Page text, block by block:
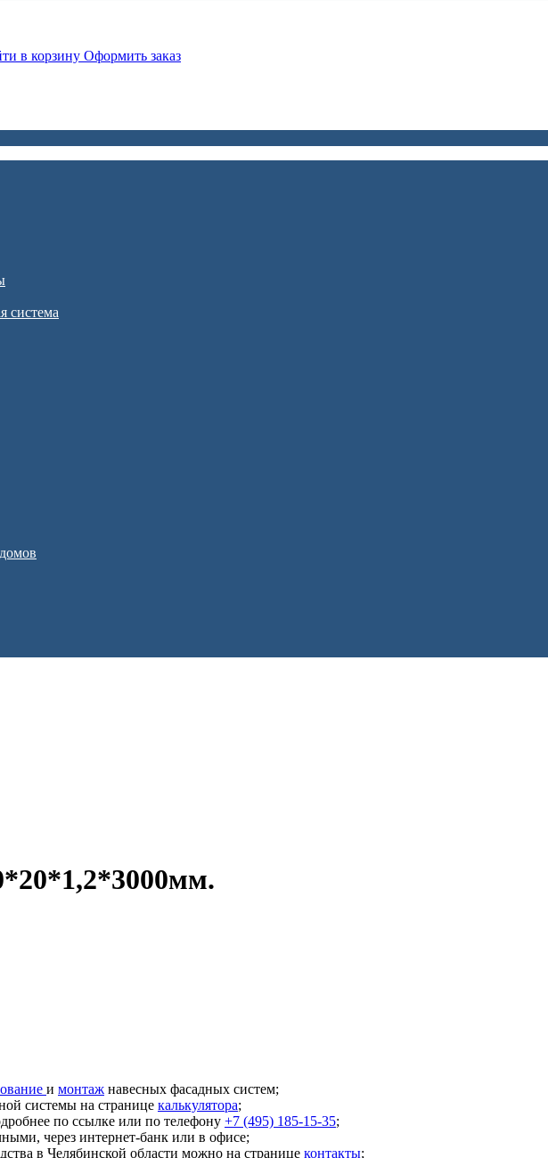
в корзину Оформить заказ
система
и монтаж навесных фасадных систем;
системы на странице калькулятора;
по ссылке или по телефону +7 (495) 185-15-35;
через интернет-банк или в офисе;
в Челябинской области можно на странице контакты;